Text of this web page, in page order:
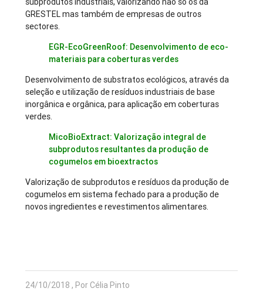
GRESTEL mas também de empresas de outros
sectores.
EGR-EcoGreenRoof: Desenvolvimento de eco-
materiais para coberturas verdes
Desenvolvimento de substratos ecológicos, através da
seleção e utilização de resíduos industriais de base
inorgânica e orgânica, para aplicação em coberturas
verdes.
MicoBioExtract: Valorização integral de
subprodutos resultantes da produção de
cogumelos em bioextractos
Valorização de subprodutos e resíduos da produção de
cogumelos em sistema fechado para a produção de
novos ingredientes e revestimentos alimentares.
24/10/2018 , Por Célia Pinto